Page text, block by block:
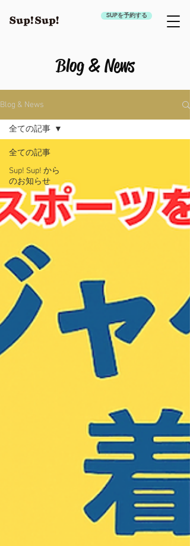
SUPを予約する
Blog & News
Blog & News
全ての記事
Sup! Sup! から
のお知らせ
全ての記事